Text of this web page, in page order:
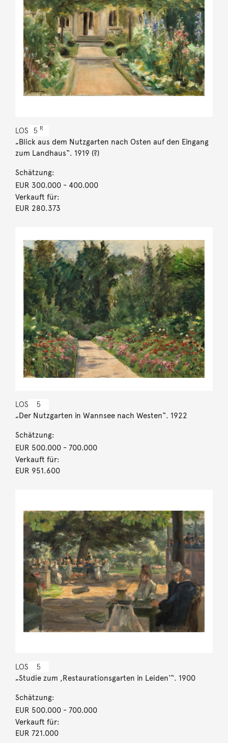
LOS 5 R
„Blick aus dem Nutzgarten nach Osten auf den Eingang
zum Landhaus“. 1919 (?)
Schätzung:
EUR 300.000- 400.000
Verkauft für:
EUR 280.373
LOS 5
„Der Nutzgarten in Wannsee nach Westen“. 1922
Schätzung:
EUR 500.000- 700.000
Verkauft für:
EUR 951.600
LOS 5
„Studie zum ,Restaurationsgarten in Leiden‘“. 1900
Schätzung:
EUR 500.000- 700.000
Verkauft für:
EUR 721.000